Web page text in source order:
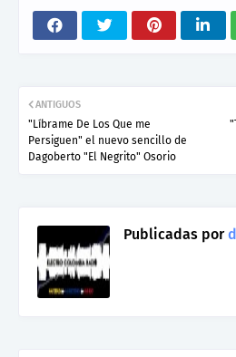
ANTIGUOS
"Líbrame De Los Que me
Persiguen" el nuevo sencillo de
Dagoberto "El Negrito" Osorio
Publicadas por